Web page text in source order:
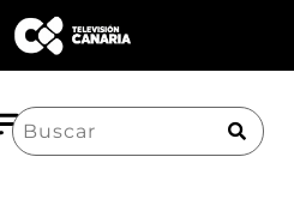
Search
for: